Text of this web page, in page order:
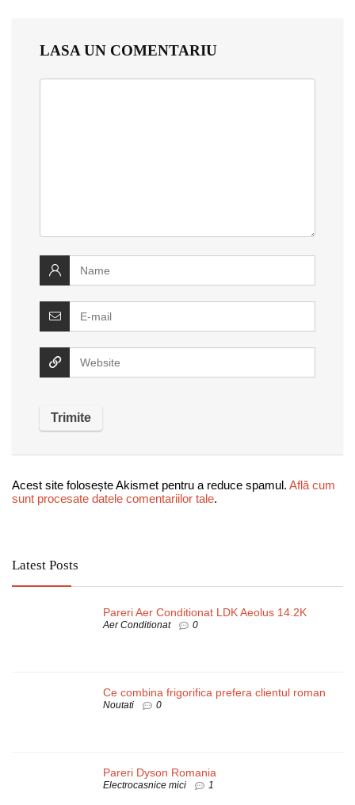
LASA UN COMENTARIU
Acest site folosește Akismet pentru a reduce spamul. Află cum
sunt procesate datele comentariilor tale.
Latest Posts
Pareri Aer Conditionat LDK Aeolus 14.2K
Aer Conditionat 0
Ce combina frigorifica prefera clientul roman
Noutati 0
Pareri Dyson Romania
Electrocasnice mici 1